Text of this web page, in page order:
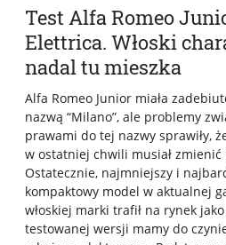
Test Alfa Romeo
Elettrica. Włoski
nadal tu mieszka
Alfa Romeo Junior miała
nazwą “Milano”, ale problemy
prawami do tej nazwy sprawiły,
w ostatniej chwili musiał zmienić
Ostatecznie, najmniejszy i
kompaktowy model w aktualnej
włoskiej marki trafił na rynek
testowanej wersji mamy do